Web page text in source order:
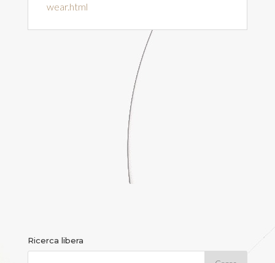
wear.html
Ricerca libera